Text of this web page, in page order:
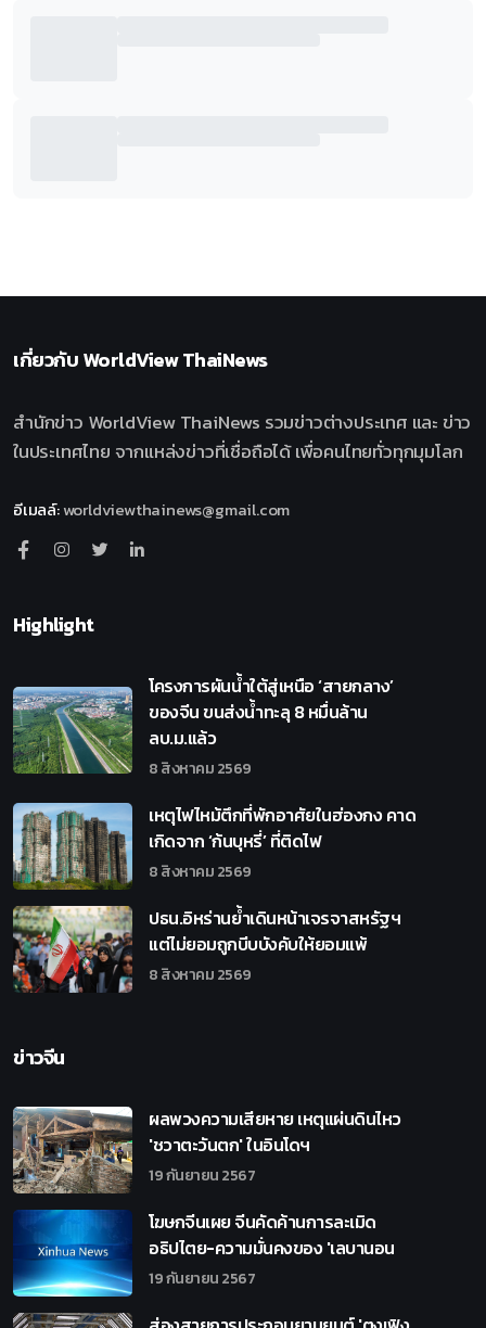
เกี่ยวกับWorldView ThaiNews
สำนักข่าว WorldView ThaiNews รวมข่าวต่างประเทศ และ ข่าว
ในประเทศไทย จากแหล่งข่าวที่เชื่อถือได้ เพื่อคนไทยทั่วทุกมุมโลก
อีเมลล์:worldviewthainews@gmail.com
Highlight
โครงการผันน้ำใต้สู่เหนือ ‘สายกลาง’
ของจีน ขนส่งน้ำทะลุ 8 หมื่นล้าน
ลบ.ม.แล้ว
8 สิงหาคม 2569
เหตุไฟไหม้ตึกที่พักอาศัยในฮ่องกง คาด
เกิดจาก ‘ก้นบุหรี่’ ที่ติดไฟ
8 สิงหาคม 2569
ปธน.อิหร่านย้ำเดินหน้าเจรจาสหรัฐฯ
แต่ไม่ยอมถูกบีบบังคับให้ยอมแพ้
8 สิงหาคม 2569
ข่าวจีน
ผลพวงความเสียหาย เหตุแผ่นดินไหว
'ชวาตะวันตก' ในอินโดฯ
19 กันยายน 2567
โฆษกจีนเผย จีนคัดค้านการละเมิด
อธิปไตย-ความมั่นคงของ 'เลบานอน
19 กันยายน 2567